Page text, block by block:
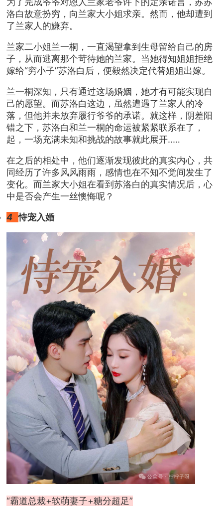
洛白故意扮穷，向兰家大小姐求亲。然而，他却遭到
了兰家人的嫌弃。
兰家二小姐兰一桐，一直渴望拿到生母留给自己的房
子，从而逃离那个苛待她的兰家。当她得知姐姐拒绝
嫁给“穷小子”苏洛白后，便毅然决定代替姐姐出嫁。
兰一桐深知，只有通过这场婚姻，她才有可能实现自
己的愿望。而苏洛白这边，虽然遭遇了兰家人的冷
落，但他并未放弃履行爷爷的承诺。就这样，阴差阳
错之下，苏洛白和兰一桐的命运被紧紧联系在了，
起，一场充满未知和挑战的故事就此展开..…
在之后的相处中，他们逐渐发现彼此的真实内心，共
同经历了许多风风雨雨，感情也在不知不觉间发生了
变化。而兰家大小姐在看到苏洛白的真实情况后，心
中是否会产生一丝懊悔呢？
4恃宠入婚
“霸道总裁+软萌妻子+糖分超足”